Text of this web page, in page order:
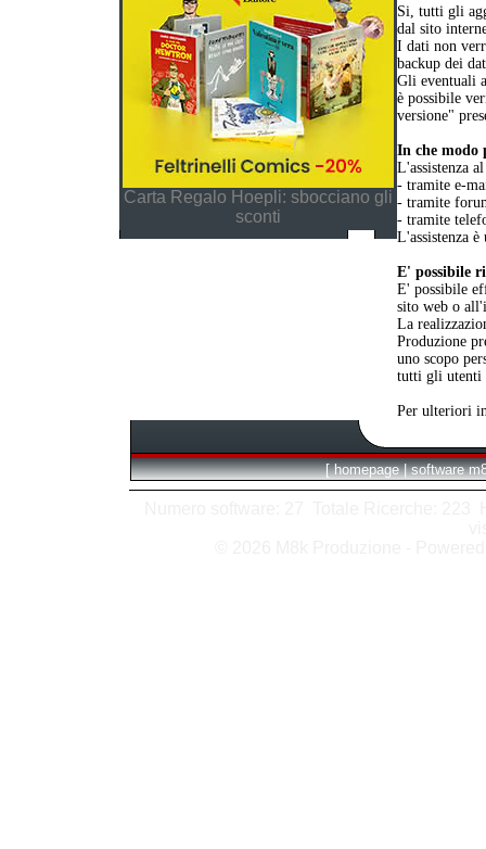
Carta Regalo Hoepli: sbocciano gli
sconti
Si, tutti gli
dal sito
I dati non
backup dei
Gli eventuali
è possibile
versione"
In che modo
L'assistenza
- tramite e-
- tramite
- tramite
L'assistenza
E' possibile
E' possibile
sito web o
La
Produzione
uno scopo
tutti gli utenti
Per ulteriori
[ homepage | software